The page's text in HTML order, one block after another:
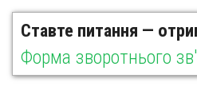
Ставте питання —
Форма зворотнього